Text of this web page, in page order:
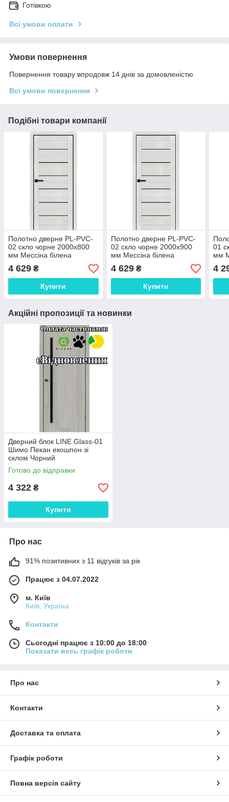
Готівкою
Всі умови оплати
Умови повернення
Повернення товару впродовж 14 днів за домовленістю
Всі умови повернення
Подібні товари компанії
Полотно дверне PL-PVC-
02 скло чорне 2000х800
мм Мессіна білена
4 629 ₴
Купити
Полотно дверне PL-PVC-
02 скло чорне 2000х900
мм Мессіна білена
4 629₴
Купити
01
мм
4
Акційні пропозиції та новинки
Дверний блок LINE Glass-01
Шимо Пекан екошпон зі
склом Чорний
Готово до відправки
4 322 ₴
Купити
Про нас
91% позитивних з 11 відгуків за рік
Працює з 04.07.2022
м. Київ
Київ, Україна
Контакти
Сьогодні працює з 10:00 до 18:00
Показати весь графік роботи
Про нас
Контакти
Доставка та оплата
Графік роботи
Повна версія сайту